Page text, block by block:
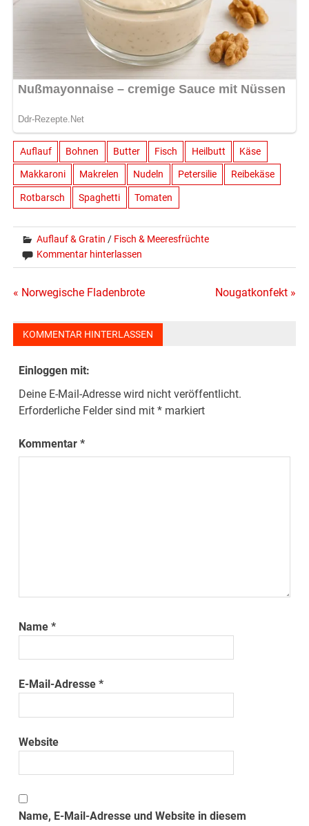
Auflauf Bohnen Butter Fisch Heilbutt Käse
Makkaroni Makrelen Nudeln Petersilie Reibekäse
Rotbarsch Spaghetti Tomaten
Auflauf & Gratin / Fisch & Meeresfrüchte
Kommentar hinterlassen
Beitragsnavigation
« Norwegische Fladenbrote Nougatkonfekt »
KOMMENTAR HINTERLASSEN
Einloggen mit:
Deine E-Mail-Adresse wird nicht veröffentlicht.
Erforderliche Felder sind mit* markiert
Kommentar*
Name*
E-Mail-Adresse*
Website
Name, E-Mail-Adresse und Website in diesem